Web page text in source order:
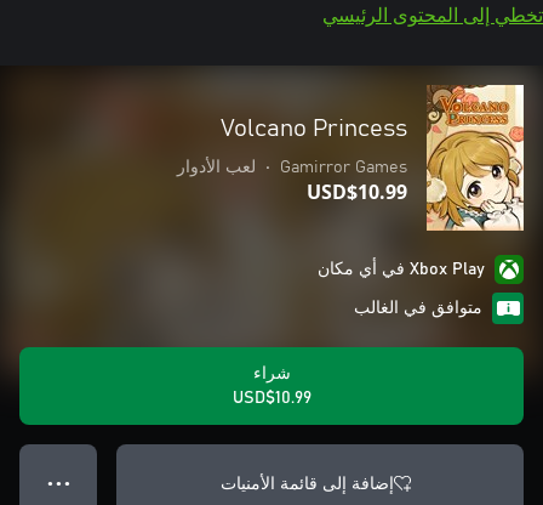
تخطي إلى المحتوى الرئيسي
Volcano Princess
Gamirror Games
• لعب الأدوار
USD$10.99
Xbox Play في أي مكان
متوافق في الغالب
شراء
USD$10.99
إضافة إلى قائمة الأمنيات ● ● ●